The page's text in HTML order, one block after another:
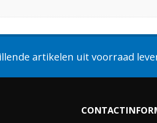
artikelen uit voorraad